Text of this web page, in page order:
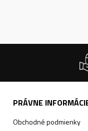
PRÁVNE
Obchodné podmienky